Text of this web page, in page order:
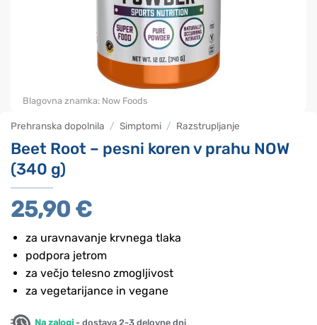
Prehranska dopolnila / Simptomi / Razstrupljanje
Beet Root – pesni koren v prahu NOW
(340 g)
25,90 €
za uravnavanje krvnega tlaka
podpora jetrom
za večjo telesno zmogljivost
za vegetarijance in vegane
Na zalogi - dostava 2-3 delovne dni
Blagovna znamka: Now Foods